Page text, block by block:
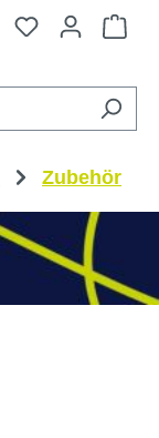
Du hast 0
Zubehör